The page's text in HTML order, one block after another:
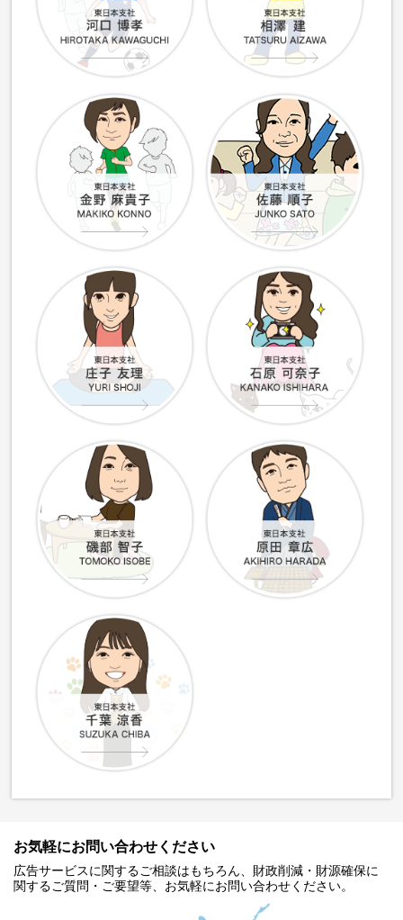
お気軽にお問い合わせください
広告サービスに関するご相談はもちろん、財政削減・財源確保に
関するご質問・ご要望等、お気軽にお問い合わせください。